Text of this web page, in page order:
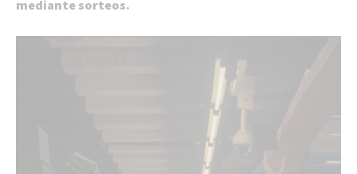
mediante sorteos.